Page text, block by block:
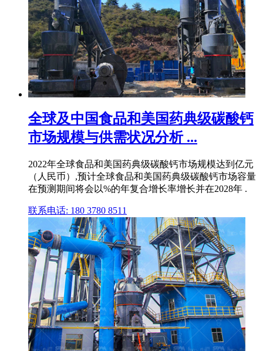
全球及中国食品和美国药典级碳酸钙
市场规模与供需状况分析 ...
2022年全球食品和美国药典级碳酸钙市场规模达到亿元
（人民币）,预计全球食品和美国药典级碳酸钙市场容量
在预测期间将会以%的年复合增长率增长并在2028年 .
联系电话: 180 3780 8511